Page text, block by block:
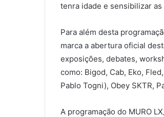
tenra idade e sensibilizar
Para além desta
marca a abertura oficial
exposições, debates,
como: Bigod, Cab, Eko,
Pablo Togni), Obey SKTR,
A programação do MURO